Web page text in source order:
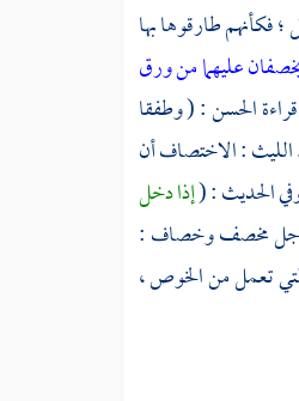
فكأنهم طارقوها بها
عليهما من ورق
الحسن: ( وطفقا
الليث: الاختصاف أن
الحديث : (إذا دخل
ورجل مخصف وخصاف :
تعمل من الخوص ،